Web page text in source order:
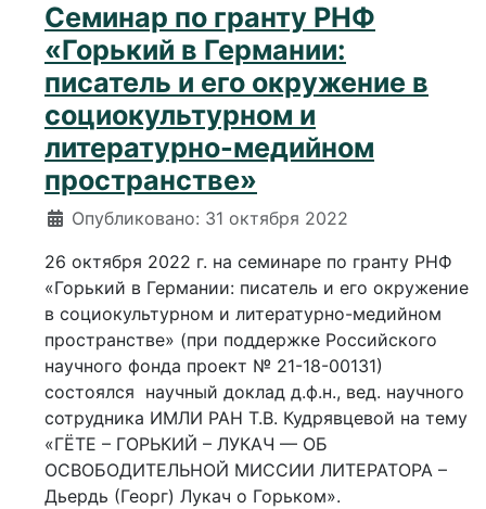
Семинар по гранту РНФ
«Горький в Германии:
писатель и его окружение в
социокультурном и
литературно-медийном
пространстве»
Информация о материале
Опубликовано: 31 октября 2022
26 октября 2022 г. на семинаре по гранту РНФ
«Горький в Германии: писатель и его окружение
в социокультурном и литературно-медийном
пространстве» (при поддержке Российского
научного фонда проект № 21-18-00131)
состоялся научный доклад д.ф.н., вед. научного
сотрудника ИМЛИ РАН Т.В. Кудрявцевой на тему
«ГЁТЕ – ГОРЬКИЙ – ЛУКАЧ — ОБ
ОСВОБОДИТЕЛЬНОЙ МИССИИ ЛИТЕРАТОРА –
Дьердь (Георг) Лукач о Горьком».